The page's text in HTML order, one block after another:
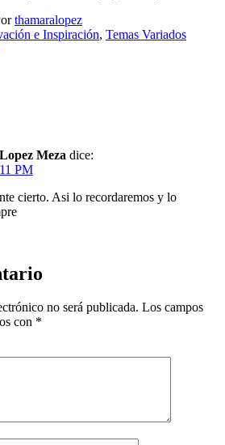
thamaralopez
e Inspiración, Temas Variados
Meza dice:
PM
cierto. Asi lo recordaremos y lo
no será publicada. Los campos
con *